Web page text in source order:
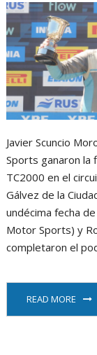
Javier Scuncio
Sports ganaron la
TC2000 en el
Gálvez de la
undécima fecha
Motor Sports) y
completaron el
READ MORE